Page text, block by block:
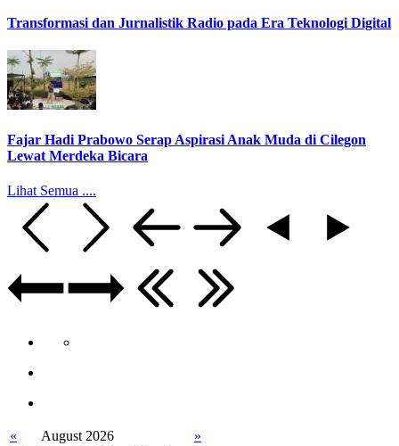
Transformasi dan Jurnalistik Radio pada Era Teknologi Digital
Fajar Hadi Prabowo Serap Aspirasi Anak Muda di Cilegon
Lewat Merdeka Bicara
Lihat Semua ....
« August 2026
»